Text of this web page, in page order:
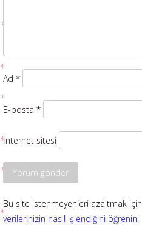
Ad *
E-posta *
İnternet sitesi
Bu site istenmeyenleri azaltmak
verilerinizin nasıl işlendiğini öğrenin.